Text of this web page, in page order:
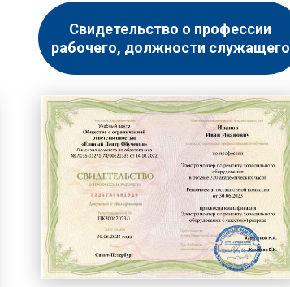
Свидетельство о профессии
рабочего, должности служащего